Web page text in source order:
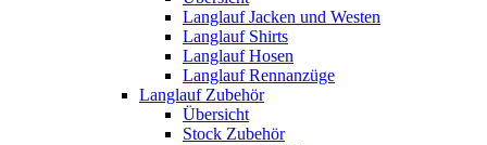
Langlauf Jacken und Westen
Langlauf Shirts
Langlauf Hosen
Langlauf Rennanzüge
Langlauf Zubehör
Übersicht
Stock Zubehör